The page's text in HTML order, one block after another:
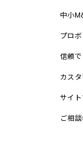
中小
プロ
信頼
カス
サイ
ご相